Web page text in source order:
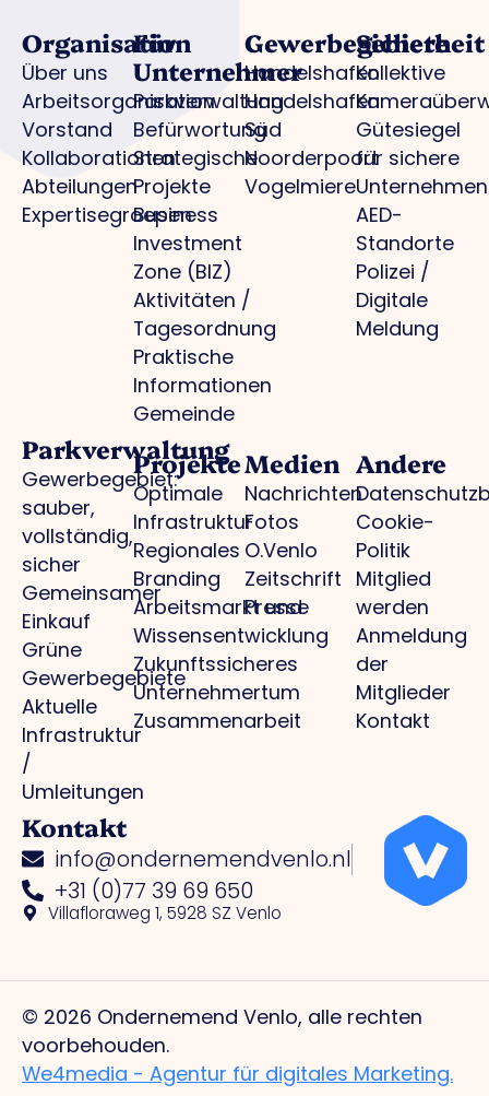
Organisation
Über uns
Arbeitsorganisation
Vorstand
Kollaborationen
Abteilungen
Expertisegroepen
Für
Unternehmer
Parkverwaltung
Befürwortung
Strategische
Projekte
Business
Investment
Zone (BIZ)
Aktivitäten /
Tagesordnung
Praktische
Informationen
Gemeinde
Gewerbegebiete
Handelshafen
Handelshafen
Süd
Noorderpoort
Vogelmiere
Sicherheit
Kollektive
Gütesiegel
für sichere
Unternehmen
AED-
Standorte
Polizei /
Digitale
Meldung
Parkverwaltung
Gewerbegebiet:
sauber,
vollständig,
sicher
Gemeinsamer
Einkauf
Grüne
Gewerbegebiete
Aktuelle
Infrastruktur
/
Umleitungen
Projekte
Optimale
Infrastruktur
Regionales
Branding
Arbeitsmarkt und
Wissensentwicklung
Zukunftssicheres
Unternehmertum
Zusammenarbeit
Medien
Nachrichten
Fotos
O.Venlo
Zeitschrift
Presse
Andere
Cookie-
Politik
Mitglied
werden
Anmeldung
der
Mitglieder
Kontakt
Kontakt
info@ondernemendvenlo.nl
+31 (0)77 39 69 650
Villafloraweg 1, 5928 SZ Venlo
© 2026 Ondernemend Venlo, alle rechten
voorbehouden.
We4media - Agentur für digitales Marketing.